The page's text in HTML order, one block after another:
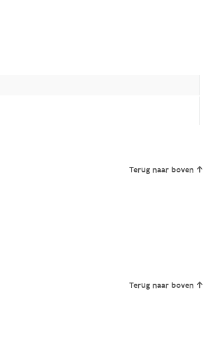
Terug naar boven
Terug naar boven